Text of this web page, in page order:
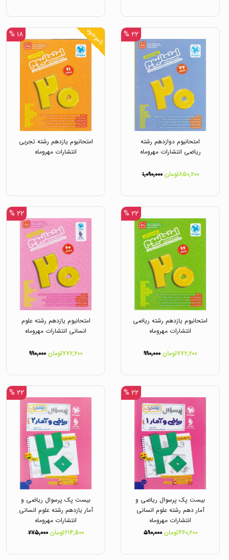
۲۲ %
امتحانیوم دوازدهم رشته
ریاضی انتشارات مهروماه
۸۵۰,۲۰۰تومان ۱,۰۹۰,۰۰۰
ناموجود ۱۸ %
امتحانیوم یازدهم رشته تجربی
انتشارات مهروماه
۲۲ %
امتحانیوم یازدهم رشته ریاضی
انتشارات مهروماه
۷۷۲,۲۰۰تومان ۹۹۰,۰۰۰
۲۲ %
امتحانیوم یازدهم رشته علوم
انسانی انتشارات مهروماه
۷۷۲,۲۰۰تومان ۹۹۰,۰۰۰
۲۲ %
بیست پک پرسوال ریاضی و
آمار دهم رشته علوم انسانی
انتشارات مهروماه
۴۶۰,۲۰۰تومان
۵۹۰,۰۰۰
۲۲ %
بیست پک پرسوال ریاضی و
آمار یازدهم رشته علوم انسانی
انتشارات مهروماه
۲۱۴,۵۰۰تومان
۲۷۵,۰۰۰